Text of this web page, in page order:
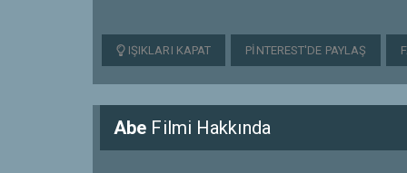
IŞIKLARI KAPAT PINTEREST'DE PAYLAŞ
Abe Filmi Hakkında